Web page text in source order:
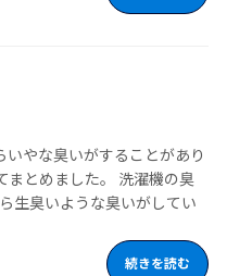
やな臭いがすることがあり
まとめました。 洗濯機の臭
生臭いような臭いがしてい
続きを読む